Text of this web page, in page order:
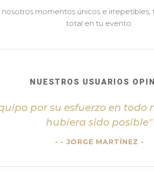
nosotros momentos únicos e irrepetibles,
total en tu evento.
NUESTROS USUARIOS
por su esfuerzo en todo
hubiera sido posible"
- JORGE MARTÍNEZ -